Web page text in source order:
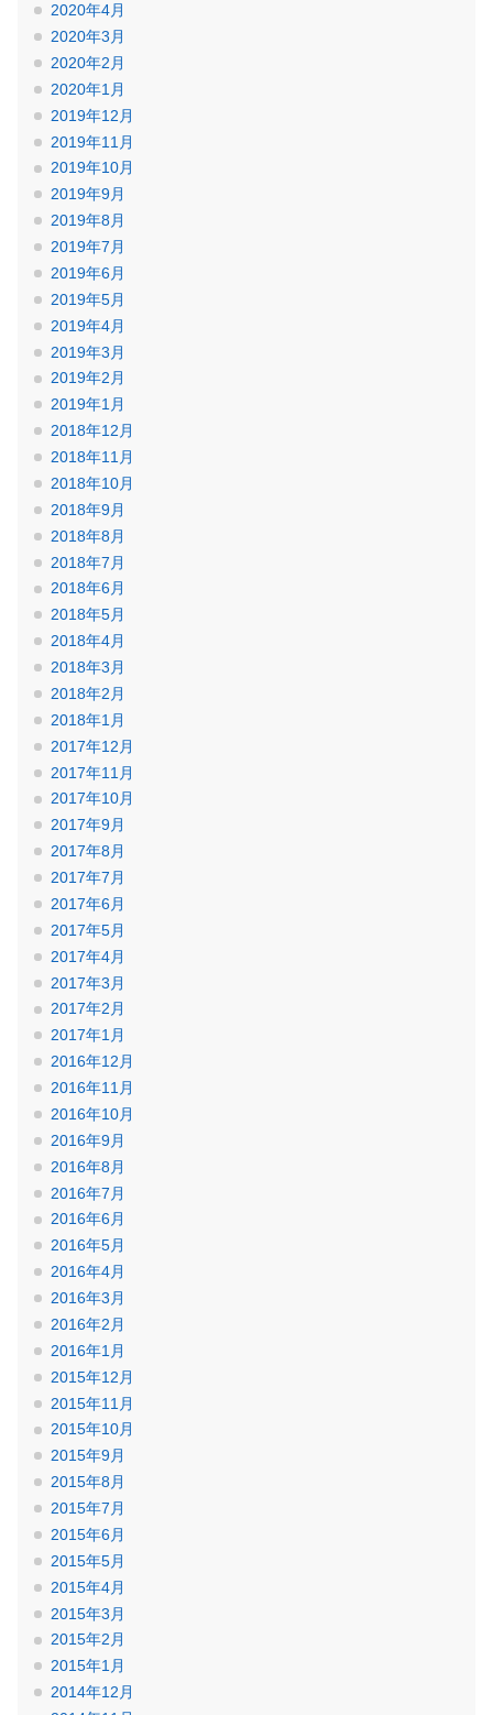
2020年4月
2020年3月
2020年2月
2020年1月
2019年12月
2019年11月
2019年10月
2019年9月
2019年8月
2019年7月
2019年6月
2019年5月
2019年4月
2019年3月
2019年2月
2019年1月
2018年12月
2018年11月
2018年10月
2018年9月
2018年8月
2018年7月
2018年6月
2018年5月
2018年4月
2018年3月
2018年2月
2018年1月
2017年12月
2017年11月
2017年10月
2017年9月
2017年8月
2017年7月
2017年6月
2017年5月
2017年4月
2017年3月
2017年2月
2017年1月
2016年12月
2016年11月
2016年10月
2016年9月
2016年8月
2016年7月
2016年6月
2016年5月
2016年4月
2016年3月
2016年2月
2016年1月
2015年12月
2015年11月
2015年10月
2015年9月
2015年8月
2015年7月
2015年6月
2015年5月
2015年4月
2015年3月
2015年2月
2015年1月
2014年12月